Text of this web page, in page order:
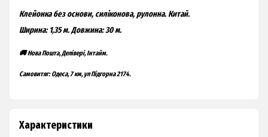
Клейонка без основи, силіконова, рулонна. Китай.
Ширина: 1,35 м.Довжина: 30 м.
🚚 Нова Пошта, Делівері, Інтайм.
Самовитяг: Одеса, 7 км, ул Підгорна 2174.
Характеристики